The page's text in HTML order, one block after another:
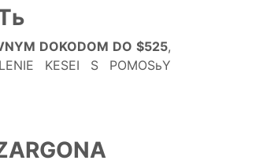
DOKODOM DO $525,
KESEI S POMOSьY